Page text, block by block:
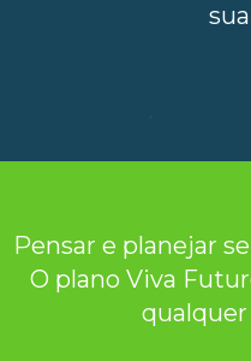
.
Pensar e planejar
O plano Viva
qualquer